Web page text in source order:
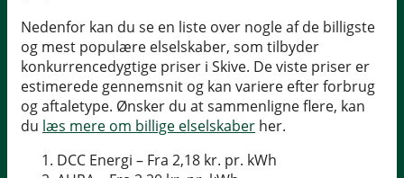
Nedenfor kan du se en liste over nogle af de billigste
og mest populære elselskaber, som tilbyder
konkurrencedygtige priser i Skive. De viste priser er
estimerede gennemsnit og kan variere efter forbrug
og aftaletype. Ønsker du at sammenligne flere, kan
du læs mere om billige elselskaber her.
DCC Energi – Fra 2,18 kr. pr. kWh